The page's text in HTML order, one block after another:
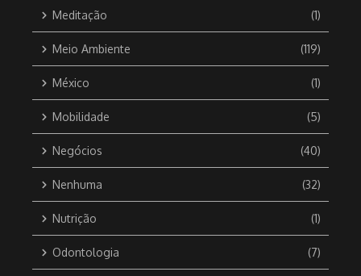
Meditação (1)
Meio Ambiente (119)
México (1)
Mobilidade (5)
Negócios (40)
Nenhuma (32)
Nutrição (1)
Odontologia (7)